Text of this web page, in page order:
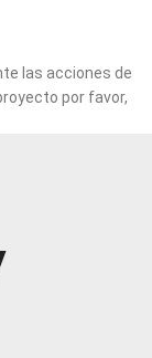
las acciones de
por favor,